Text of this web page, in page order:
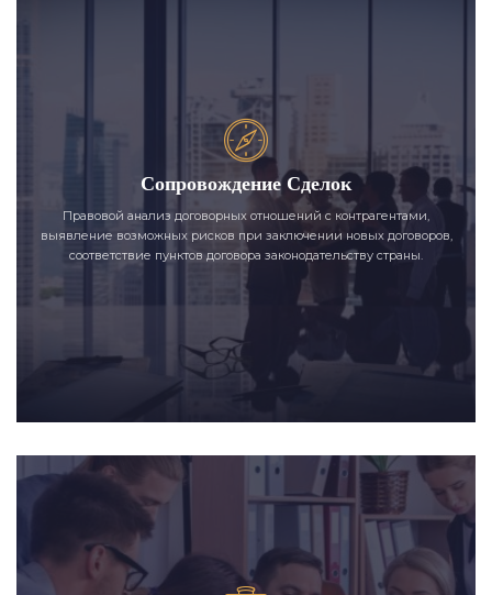
Сопровождение Сделок
Правовой анализ договорных отношений с контрагентами,
выявление возможных рисков при заключении новых договоров,
соответствие пунктов договора законодательству страны.